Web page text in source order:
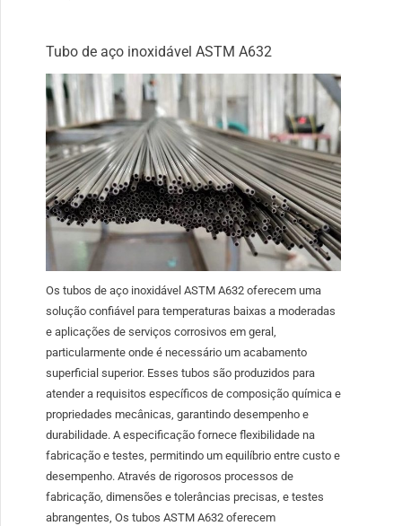
Tubo de aço inoxidável ASTM A632
Os tubos de aço inoxidável ASTM A632 oferecem uma
solução confiável para temperaturas baixas a moderadas
e aplicações de serviços corrosivos em geral,
particularmente onde é necessário um acabamento
superficial superior. Esses tubos são produzidos para
atender a requisitos específicos de composição química e
propriedades mecânicas, garantindo desempenho e
durabilidade. A especificação fornece flexibilidade na
fabricação e testes, permitindo um equilíbrio entre custo e
desempenho. Através de rigorosos processos de
fabricação, dimensões e tolerâncias precisas, e testes
abrangentes, Os tubos ASTM A632 oferecem